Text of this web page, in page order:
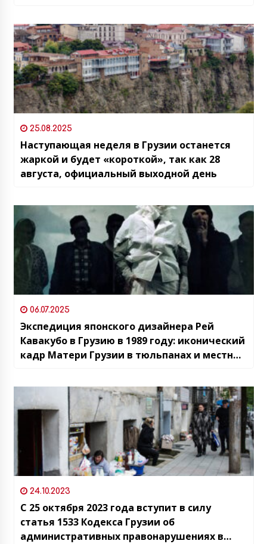
25.08.2025
Наступающая неделя в Грузии останется
жаркой и будет «короткой», так как 28
августа, официальный выходной день
06.07.2025
Экспедиция японского дизайнера Рей
Кавакубо в Грузию в 1989 году: иконический
кадр Матери Грузии в тюльпанах и местные
24.10.2023
С 25 октября 2023 года вступит в силу
статья 1533 Кодекса Грузии об
административных правонарушениях в